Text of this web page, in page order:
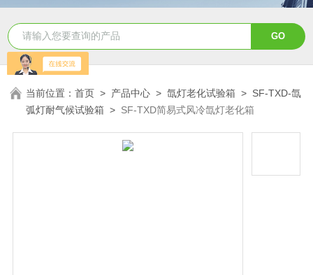
当前位置：首页 > 产品中心 >氙灯老化试验箱 > SF-TXD-氙
弧灯耐气候试验箱 > SF-TXD简易式风冷氙灯老化箱